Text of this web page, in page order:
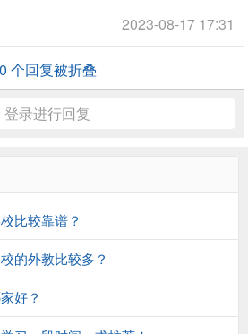
2023-08-17 17:31
0 个回复被折叠
登录进行回复
比较靠谱？
的外教比较多？
好？